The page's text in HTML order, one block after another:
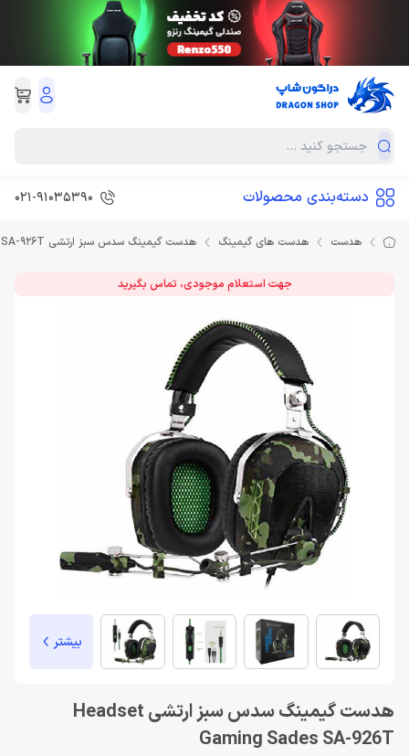
دسته‌بندی محصولات 021-91035390
هدست هدست های گیمینگ هدست گیمینگ سدس سبز ارتشی Headset Gaming Sades SA-926T
جهت استعلام موجودی، تماس بگیرید
بیشتر
هدست گیمینگ سدس سبز ارتشی Headset
Gaming Sades SA-926T